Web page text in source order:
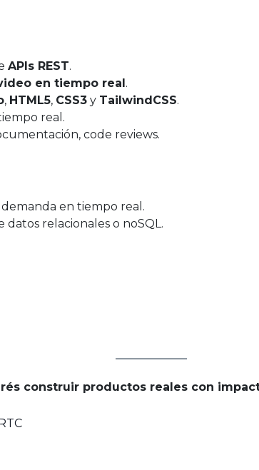
APIs REST.
en tiempo real.
, HTML5, CSS3 y TailwindCSS.
real.
code reviews.
en tiempo real.
datos relacionales o noSQL.
construir productos reales con